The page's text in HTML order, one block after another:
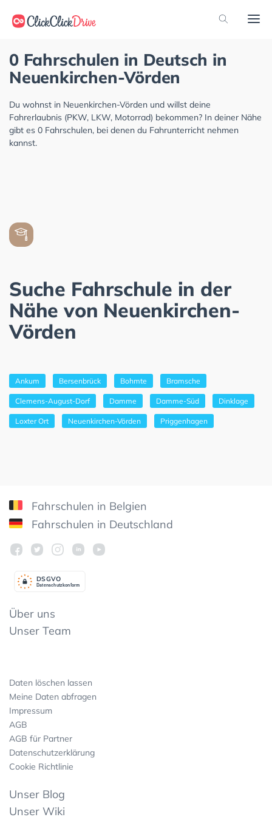
0 Fahrschulen in Deutsch in
Neuenkirchen-Vörden
Du wohnst in Neuenkirchen-Vörden und willst deine
Fahrerlaubnis (PKW, LKW, Motorrad) bekommen? In deiner Nähe
gibt es 0 Fahrschulen, bei denen du Fahrunterricht nehmen
kannst.
Suche Fahrschule in der
Nähe von Neuenkirchen-
Vörden
Ankum Bersenbrück Bohmte Bramsche
Clemens-August-Dorf Damme Damme-Süd Dinklage
Loxter Ort Neuenkirchen-Vörden Priggenhagen
Fahrschulen in Belgien
Fahrschulen in Deutschland
Datenschutzkonform
DSGVO
Über uns
Unser Team
Daten löschen lassen
Meine Daten abfragen
Impressum
AGB
AGB für Partner
Datenschutzerklärung
Cookie Richtlinie
Unser Blog
Unser Wiki